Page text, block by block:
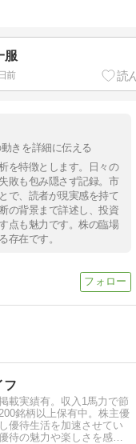
服
前
きを詳細に伝える
を特徴とします。日々の
敗も包み隠さず記録。市
で、読者が現実感を持て
の背景まで詳述し、投資
点も魅力です。株の臨場
存在です。
フ
載実績有。収入1馬力で節
銘柄以上保有中。株主優
優待生活を加速させてい
待の魅力や楽しさを感じ